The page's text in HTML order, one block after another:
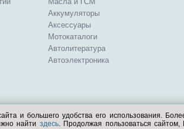
Аккумуляторы
Аксессуары
Мотокаталоги
Автолитература
Автоэлектроника
и большего удобства его использования.
найти здесь. Продолжая пользоваться